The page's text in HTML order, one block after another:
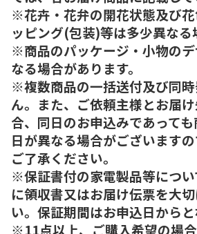
※花卉・花弁の開花状態及び
ッピング(包装)等は多少異なる
※商品のパッケージ・小物の
なる場合があります。
※複数商品の一括送付及び同
ん。また、ご依頼主様とお届
合、同日のお申込みであって
日が異なる場合がございます
ご了承ください。
※保証書付の家電製品等につ
に領収書又はお届け伝票を大
い。保証期間はお申込日からと
※11点以上、ご購入希望の場